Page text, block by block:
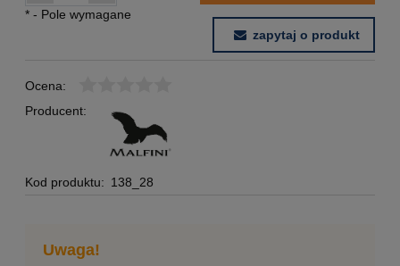
* - Pole wymagane
zapytaj o produkt
Ocena:
Producent:
Kod produktu: 138_28
Uwaga!